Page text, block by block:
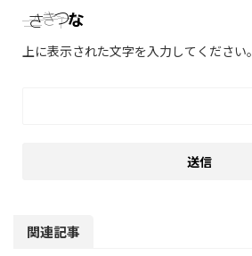
上に表示された文字を入力してください。
関連記事